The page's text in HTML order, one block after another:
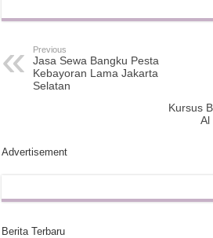
Previous
Jasa Sewa Bangku Pesta
Kebayoran Lama Jakarta
Selatan
Kursus
Al
Advertisement
Berita Terbaru